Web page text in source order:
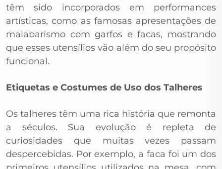
têm sido incorporados em performances
artísticas, como as famosas apresentações de
malabarismo com garfos e facas, mostrando
que esses utensílios vão além do seu propósito
funcional.
Etiquetas e Costumes de Uso dos Talheres
Os talheres têm uma rica história que remonta
a séculos. Sua evolução é repleta de
curiosidades que muitas vezes passam
despercebidas. Por exemplo, a faca foi um dos